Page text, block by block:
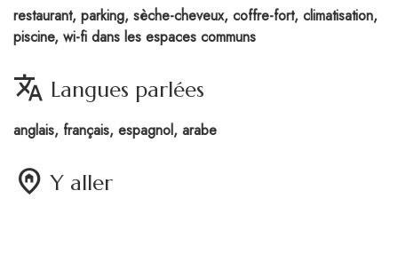
restaurant, parking, sèche-cheveux, coffre-fort, climatisation,
piscine, wi-fi dans les espaces communs
translate Langues parlées
anglais, français, espagnol, arabe
home_pin Y aller